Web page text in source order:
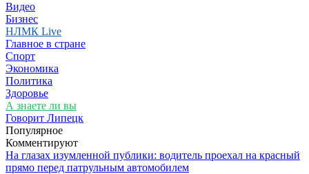
Видео
Бизнес
НЛМК Live
Главное в стране
Спорт
Экономика
Политика
Здоровье
А знаете ли вы
Говорит Липецк
Популярное
Комментируют
На глазах изумленной публики: водитель проехал на красный
прямо перед патрульным автомобилем